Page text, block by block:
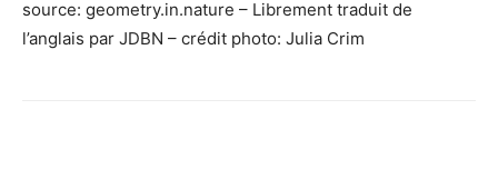
source: geometry.in.nature – Librement traduit de
l’anglais par JDBN – crédit photo: Julia Crim